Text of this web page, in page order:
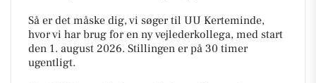
Så er det måske dig, vi søger til UU Kerteminde,
hvor vi har brug for en ny vejlederkollega, med start
den 1. august 2026. Stillingen er på 30 timer
ugentligt.